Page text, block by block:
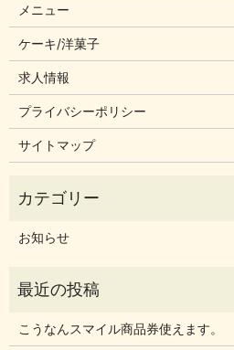
メニュー
ケーキ/洋菓子
求人情報
プライバシーポリシー
サイトマップ
お知らせ
こうなんスマイル商品券使えます。